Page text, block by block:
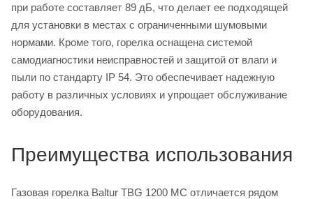
при работе составляет 89 дБ, что делает ее подходящей
для установки в местах с ограниченными шумовыми
нормами. Кроме того, горелка оснащена системой
самодиагностики неисправностей и защитой от влаги и
пыли по стандарту IP 54. Это обеспечивает надежную
работу в различных условиях и упрощает обслуживание
оборудования.
Преимущества использования
Газовая горелка Baltur TBG 1200 MC отличается рядом